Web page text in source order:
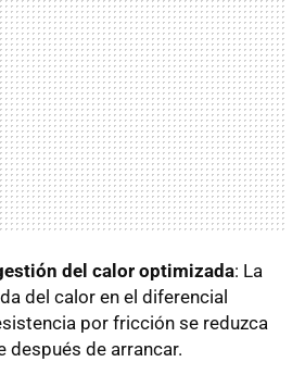
del calor optimizada: La
del calor en el diferencial
por fricción se reduzca
después de arrancar.